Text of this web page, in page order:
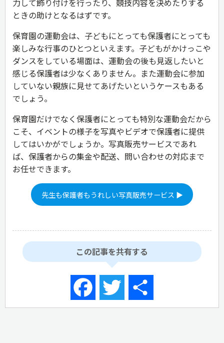
力して飾り付けを行ったり、競技内容を決めたりする
ときの助けとなるはずです。
保育園の運動会は、子どもにとっても保護者にとっても
楽しみな行事のひとつといえます。子どもがかけっこや
ダンスをしている場面は、運動会の後も見返したいと
感じる保護者は少なくありません。また運動会に参加
していない親族に見せてあげたいというケースもある
でしょう。
保育園だけでなく保護者にとっても特別な運動会だから
こそ、イベントの様子を写真やビデオで保護者に提供
してはいかがでしょうか。写真販売サービスであれ
ば、保護者からの集金や配送、問い合わせの対応まで
お任せできます。
先生も保護者もうれしい写真販売サービス ▶
この記事を共有する
FacebookTwitter